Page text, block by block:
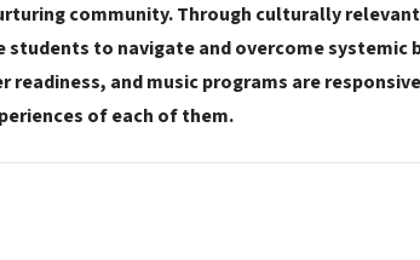
community. Through culturally
to navigate and overcome systemic
readiness, and music programs are
of each of them.